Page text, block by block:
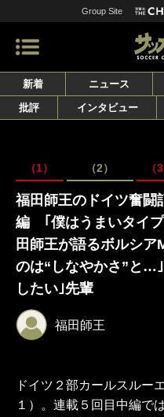
Group Site
新着 ニュース
批評
インタビュー
（1） （2） （3
福田師王のドイツ奮闘
編 ｢僕はうまいタイ
田師王が語るボルシア
のは“しなやかさ”と…
したい｣先輩
福田師王
ドイツ２部カールスルー
１）。連載５回目中編で